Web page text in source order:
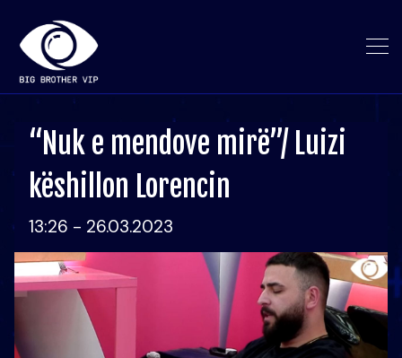
“Nuk e mendove mirë”/ Luizi
këshillon Lorencin
13:26 - 26.03.2023